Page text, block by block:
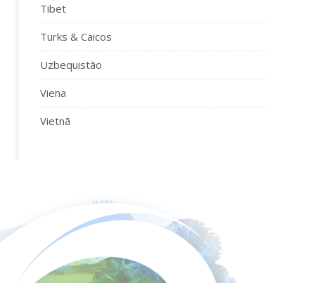
Tibet
Turks & Caicos
Uzbequistão
Viena
Vietnã